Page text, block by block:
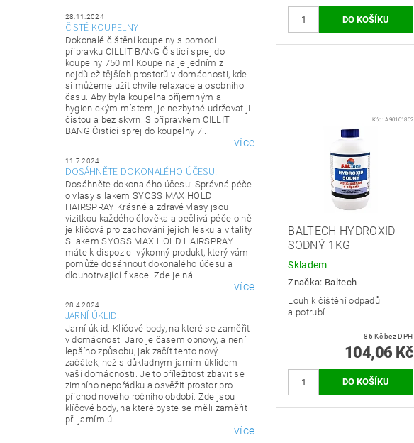
28.11.2024
ČISTÉ KOUPELNY
Dokonalé čištění koupelny s pomocí
přípravku CILLIT BANG Čistící sprej do
koupelny 750 ml Koupelna je jedním z
nejdůležitějších prostorů v domácnosti, kde
si můžeme užít chvíle relaxace a osobního
času. Aby byla koupelna příjemným a
hygienickým místem, je nezbytné udržovat ji
čistou a bez skvrn. S přípravkem CILLIT
BANG Čistící sprej do koupelny 7...
více
11.7.2024
DOSÁHNĚTE DOKONALÉHO ÚČESU.
Dosáhněte dokonalého účesu: Správná péče
o vlasy s lakem SYOSS MAX HOLD
HAIRSPRAY Krásné a zdravé vlasy jsou
vizitkou každého člověka a pečlivá péče o ně
je klíčová pro zachování jejich lesku a vitality.
S lakem SYOSS MAX HOLD HAIRSPRAY
máte k dispozici výkonný produkt, který vám
pomůže dosáhnout dokonalého účesu a
dlouhotrvající fixace. Zde je ná...
více
28.4.2024
JARNÍ ÚKLID.
Jarní úklid: Klíčové body, na které se zaměřit
v domácnosti Jaro je časem obnovy, a není
lepšího způsobu, jak začít tento nový
začátek, než s důkladným jarním úklidem
vaší domácnosti. Je to příležitost zbavit se
zimního nepořádku a osvěžit prostor pro
příchod nového ročního období. Zde jsou
klíčové body, na které byste se měli zaměřit
při jarním ú...
více
Kód:A90101802
BALTECH HYDROXID
SODNÝ 1KG
Skladem
Značka: Baltech
Louh k čištění odpadů
a potrubí.
86 Kč bez DPH
104,06 Kč